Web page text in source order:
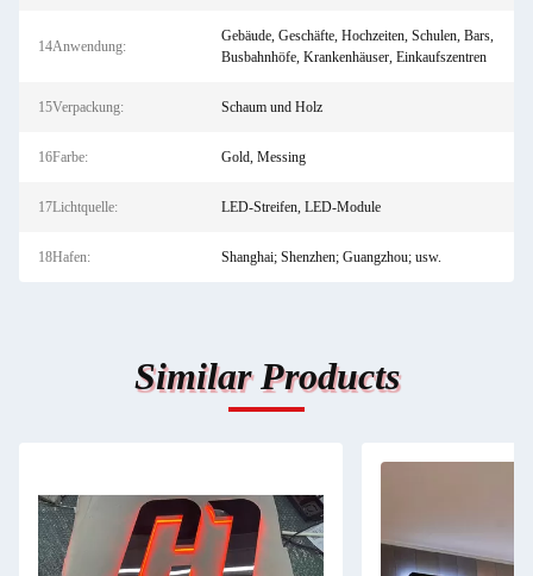
14Anwendung:
Gebäude, Geschäfte, Hochzeiten, Schulen, Bars,
Busbahnhöfe, Krankenhäuser, Einkaufszentren
15Verpackung: Schaum und Holz
16Farbe: Gold, Messing
17Lichtquelle: LED-Streifen, LED-Module
18Hafen: Shanghai; Shenzhen; Guangzhou; usw.
Similar Products